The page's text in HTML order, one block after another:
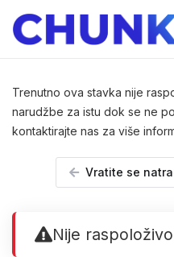
Nije raspoloživo
Trenutno ova stavka nije
narudžbe za istu dok se ne
kontaktirajte nas za više
Vratite se